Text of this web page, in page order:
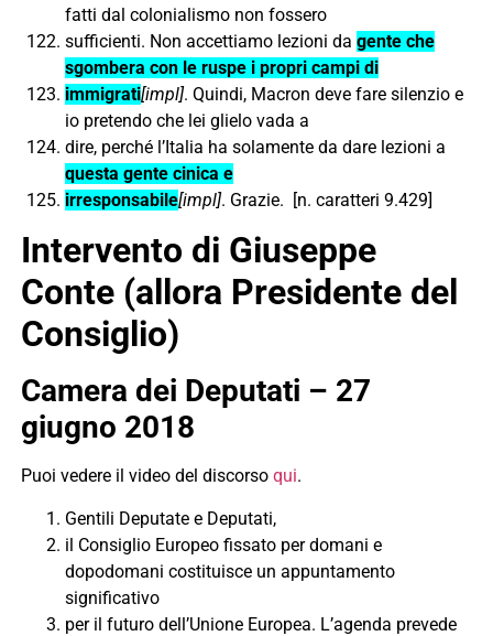
fatti dal colonialismo non fossero
sufficienti. Non accettiamo lezioni da gente che
sgombera con le ruspe i propri campi di
immigrati[impl]. Quindi, Macron deve fare silenzio e
io pretendo che lei glielo vada a
dire, perché l’Italia ha solamente da dare lezioni a
questa gente cinica e
irresponsabile[impl]. Grazie. [n. caratteri 9.429]
Intervento di Giuseppe
Conte (allora Presidente del
Consiglio)
Camera dei Deputati – 27
giugno 2018
Puoi vedere il video del discorso qui.
Gentili Deputate e Deputati,
il Consiglio Europeo fissato per domani e
dopodomani costituisce un appuntamento
significativo
per il futuro dell’Unione Europea. L’agenda prevede